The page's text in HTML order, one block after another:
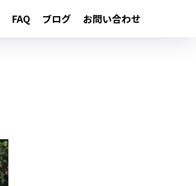
FAQ ブログ お問い合わせ